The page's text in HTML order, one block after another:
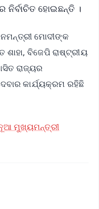
ହୋଇଛନ୍ତି ।
ମୋଦୀଙ୍କ
ବିଜେପି ରାଷ୍ଟ୍ରୀୟ
ରାଜ୍ୟର
କାର୍ଯ୍ୟକ୍ରମ ରହିଛି
ନୂଆ ମୁଖ୍ୟମନ୍ତ୍ରୀ